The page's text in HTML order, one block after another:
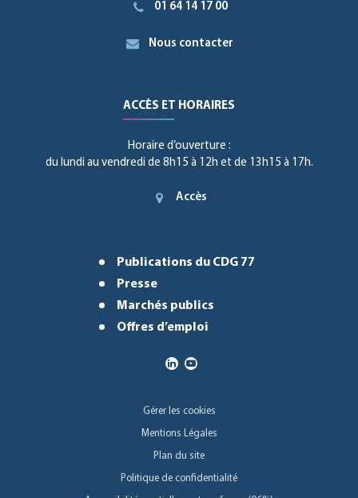
01 64 14 17 00
Nous contacter
ACCÈS ET HORAIRES
Horaire d’ouverture :
du lundi au vendredi de 8h15 à 12h et de 13h15 à 17h.
Accès
Publications du CDG 77
Presse
Marchés publics
Offres d’emploi
Gérer les cookies
Mentions Légales
Plan du site
Politique de confidentialité